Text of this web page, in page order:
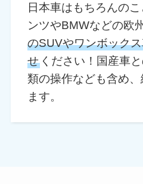
日本車はもちろんの
ンツやBMWなどの欧
のSUVやワンボック
せ ください！国産車
類の操作なども含め
ます。